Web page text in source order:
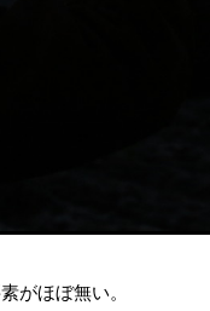
がほぼ無い。